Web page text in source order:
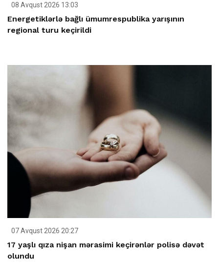
08 Avqust 2026 13:03
Energetiklərlə bağlı ümumrespublika yarışının
regional turu keçirildi
07 Avqust 2026 20:27
17 yaşlı qıza nişan mərasimi keçirənlər polisə dəvət
olundu